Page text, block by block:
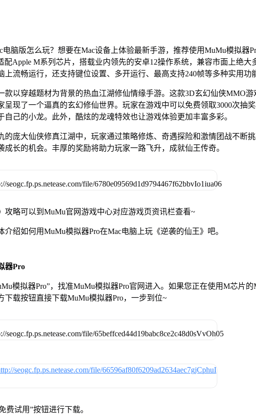
脑版怎么玩？想要在Mac设备上体验最新手游，推荐使用MuMu模拟器
配Apple M系列芯片，搭载业内领先的安卓12操作系统，兼容市面上绝大
上流畅运行，还支持键位设置、多开运行、最高支持240帧等多种实用功
款以穿越题材为背景的热血江湖修仙情缘手游。这款3D玄幻仙侠MMO游
呈现了一个逼真的玄幻修仙世界。玩家在游戏中可以免费领取3000次抽
自己的小龙。此外，酷炫的龙魂特效也让游戏体验更加丰富多彩。
的庞大仙侠修真江湖中，玩家通过策略修炼、奇遇探险和激情团战不断
成长的机会。丰厚的奖励将助力玩家一路飞升，成就仙王传奇。
攻略可以到MuMu官网游戏中心对应游戏页资讯栏查看~
介绍如何用MuMu模拟器Pro在Mac电脑上玩《逆袭的仙王》吧。
器Pro
模拟器Pro”，找准MuMu模拟器Pro官网进入。如果您正在使用M芯片的
下载按钮直接下载MuMu模拟器Pro，一步到位~
费试用”按钮进行下载。